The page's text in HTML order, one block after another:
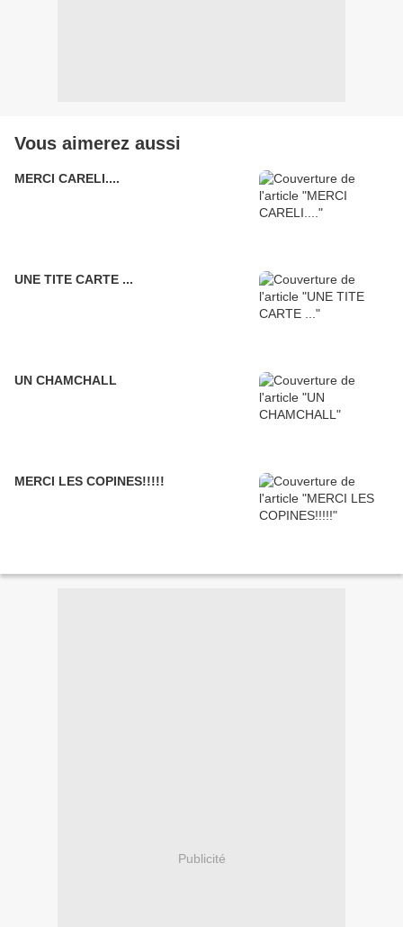
Vous aimerez aussi
MERCI CARELI....
UNE TITE CARTE ...
UN CHAMCHALL
MERCI LES COPINES!!!!!
Publicité